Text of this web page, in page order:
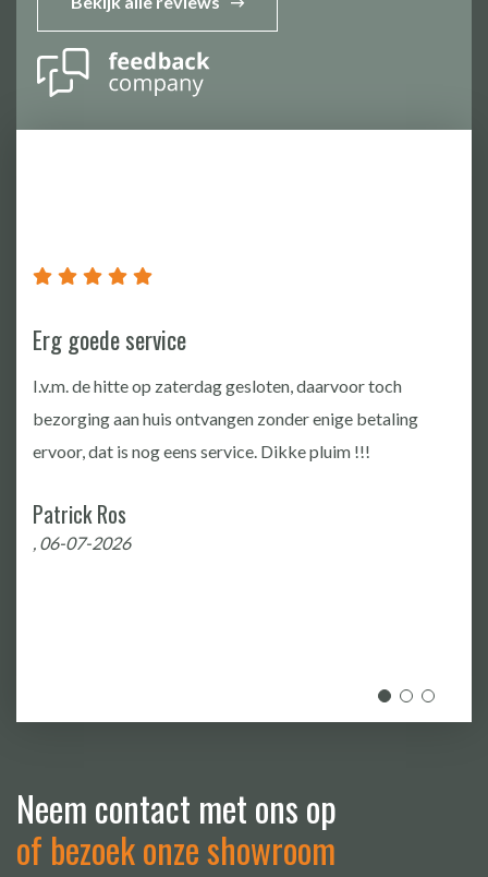
Good communication,good Quality
10
, 19-06-2026
Neem contact met ons op
of bezoek onze showroom